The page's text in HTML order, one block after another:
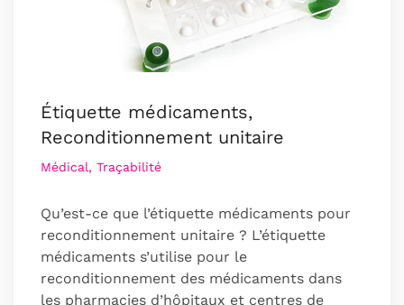
Étiquette médicaments,
Reconditionnement unitaire
Médical, Traçabilité
Qu’est-ce que l’étiquette médicaments pour
reconditionnement unitaire ? L’étiquette
médicaments s’utilise pour le
reconditionnement des médicaments dans
les pharmacies d’hôpitaux et centres de